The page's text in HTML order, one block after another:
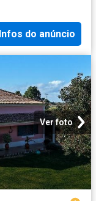
Infos do anúncio
Ver foto